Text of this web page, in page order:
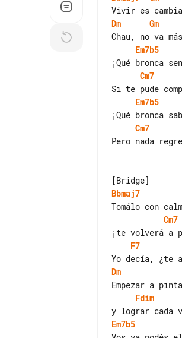
Dm
Gm
Em7b5
Cm7
Em7b5
Cm7
Pero nada
Bbmaj7
Cm7
F7
Dm
Fdim
Em7b5